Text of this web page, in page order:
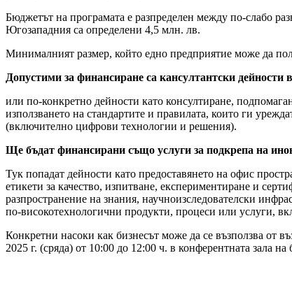
Бюджетът на програмата е разпределен между по-слабо
Югозападния са определени 4,5 млн. лв.
Минималният размер, който едно предприятие може да
Допустими за финансиране са кансултантски дейности
или по-конкретно дейности като консултиране,
използването на стандартите и правилата, които ги
(включително цифрови технологии и решения).
Ще бъдат финансирани също услуги за подкрепа на
Тук попадат дейности като предоставянето на офис
етикети за качество, изпитване, експериментиране и
разпространение на знания, научноизследователски
по-високотехнологични продукти, процеси или услуги,
Конкретни насоки как бизнесът може да се възползва от
2025 г. (сряда) от 10:00 до 12:00 ч. в конферентната зала